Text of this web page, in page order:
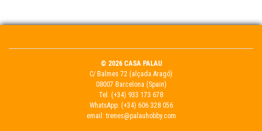
© 2026 CASA PALAU
C/ Balmes 72 (alçada Aragó)
08007 Barcelona (Spain)
Tel. (+34) 933 173 678
WhatsApp: (+34) 606 328 056
email: trenes@palauhobby.com